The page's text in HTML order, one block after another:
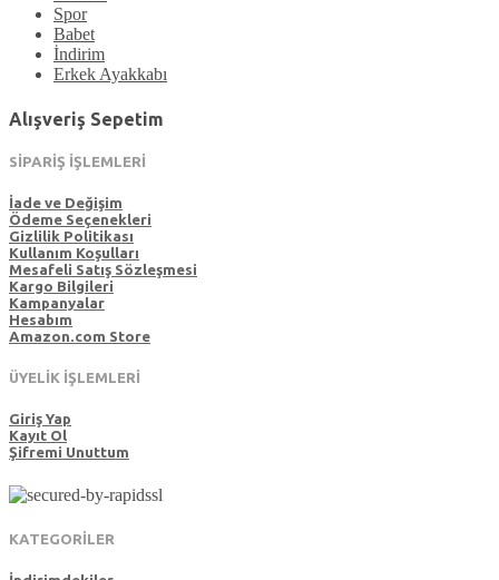
Spor
Babet
İndirim
Erkek Ayakkabı
Alışveriş Sepetim
SİPARİŞ İŞLEMLERİ
İade ve Değişim
Ödeme Seçenekleri
Gizlilik Politikası
Kullanım Koşulları
Mesafeli Satış Sözleşmesi
Kargo Bilgileri
Kampanyalar
Hesabım
Amazon.com Store
ÜYELİK İŞLEMLERİ
Giriş Yap
Kayıt Ol
Şifremi Unuttum
KATEGORİLER